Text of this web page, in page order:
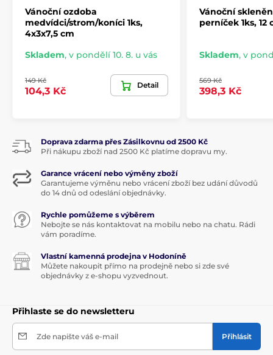
Vánoční ozdoba
medvídci/strom/koníci 1ks,
4x3x7,5 cm
Skladem, v pondělí 10. 8. u vás
149 Kč
104,3 Kč
Detail
Vánoční
perníček 1ks, 12
Skladem, v
569 Kč
398,3 Kč
Doprava zdarma přes Zásilkovnu od 2500 Kč
Při nákupu zboží nad 2500 Kč platíme dopravu my.
Garance vrácení nebo výměny zboží
Garantujeme výměnu nebo vrácení zboží bez udání důvodů
do 14 dnů od odeslání objednávky.
Rychle pomůžeme s výběrem
Nebojte se nás kontaktovat na mobilu nebo na chatu. Rádi
vám poradíme.
Vlastní kamenná prodejna v Hodoníně
Můžete nakoupit přímo na prodejně nebo si zde své
objednávky z e-shopu vyzvednout.
Přihlaste se do newsletteru
Zde napište váš e-mail Přihlásit